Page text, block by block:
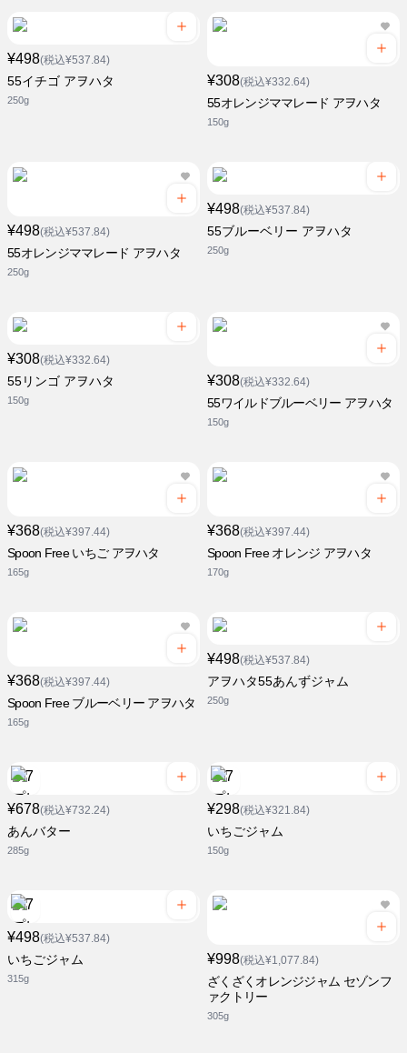
¥498(税込¥537.84)
55イチゴ アヲハタ
250g
¥308(税込¥332.64)
55オレンジママレード アヲハタ
150g
¥498(税込¥537.84)
55オレンジママレード アヲハタ
250g
¥498(税込¥537.84)
55ブルーベリー アヲハタ
250g
¥308(税込¥332.64)
55リンゴ アヲハタ
150g
¥308(税込¥332.64)
55ワイルドブルーベリー アヲハタ
150g
¥368(税込¥397.44)
Spoon Free いちご アヲハタ
165g
¥368(税込¥397.44)
Spoon Free オレンジ アヲハタ
170g
¥368(税込¥397.44)
Spoon Free ブルーベリー アヲハタ
165g
¥498(税込¥537.84)
アヲハタ55あんずジャム
250g
¥678(税込¥732.24)
あんバター
285g
¥298(税込¥321.84)
いちごジャム
150g
¥498(税込¥537.84)
いちごジャム
315g
¥998(税込¥1,077.84)
ざくざくオレンジジャム セゾンフ
ァクトリー
305g